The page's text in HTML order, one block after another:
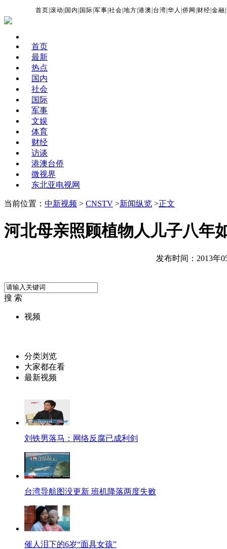
首页 |滚动 国内 国际 |军事 |社会 |地方 |港澳 台湾 |华人 |侨网 财经 |金融 |
首页
最新
热点
国内
社会
国际
军事
文娱
体育
财经
访谈
港澳台侨
微视界
东北亚电视网
当前位置： 中新视频 > CNSTV >新闻纵览 >正文
河北母亲照顾植物人儿子八年
发布时间：2013年
搜 索
视频
分类浏览
大家都在看
最新视频
刘铁男落马：网络反腐已成利剑
台湾导航图没更新 班机降落两度失败
催人泪下的6岁“面具女孩”